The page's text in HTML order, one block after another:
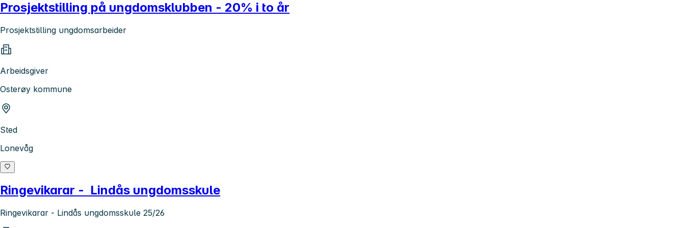
Prosjektstilling på ungdomsklubben - 20% i to år
Prosjektstilling ungdomsarbeider
Arbeidsgiver
Osterøy kommune
Sted
Lonevåg
Ringevikarar - Lindås ungdomsskule
Ringevikarar - Lindås ungdomsskule 25/26